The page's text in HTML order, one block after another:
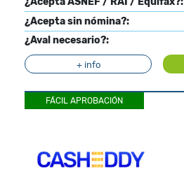
¿Acepta sin nómina?:
¿Aval necesario?:
+ info
FÁCIL APROBACIÓN